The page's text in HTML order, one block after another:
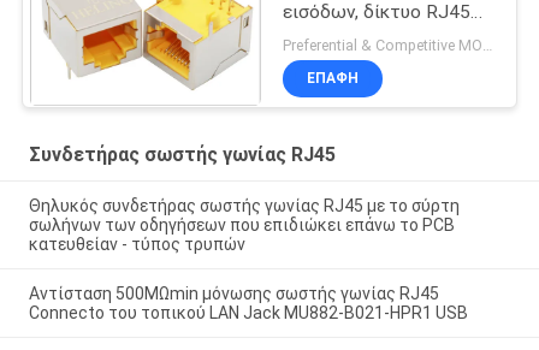
εισόδων, δίκτυο RJ45
προσαρμοστής 90
βαθμού
ΕΠΑΦΉ
Συνδετήρας σωστής γωνίας RJ45
Θηλυκός συνδετήρας σωστής γωνίας RJ45 με το σύρτη
σωλήνων των οδηγήσεων που επιδιώκει επάνω το PCB
κατευθείαν - τύπος τρυπών
Αντίσταση 500MΩmin μόνωσης σωστής γωνίας RJ45
Connecto του τοπικού LAN Jack MU882-B021-HPR1 USB